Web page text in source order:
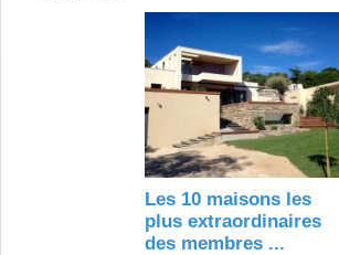
Les 10 maisons les
plus extraordinaires
des membres ...